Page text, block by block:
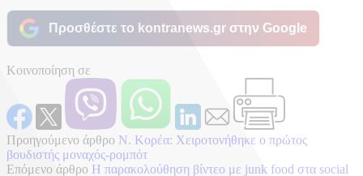
Προσθέστε το kontranews.gr στην Google
Κοινοποίηση σε
Προηγούμενο άρθρο Ν. Κορέα: Χειροτονήθηκε ο πρώτος
βουδιστής μοναχός-ρομπότ
Επόμενο άρθρο Η παρακολούθηση βίντεο με junk food στα social